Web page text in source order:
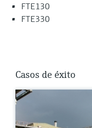
FTE130
FTE330
Casos de éxito